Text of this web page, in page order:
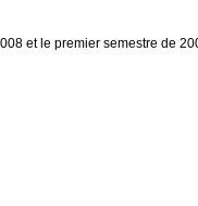
et le premier semestre de